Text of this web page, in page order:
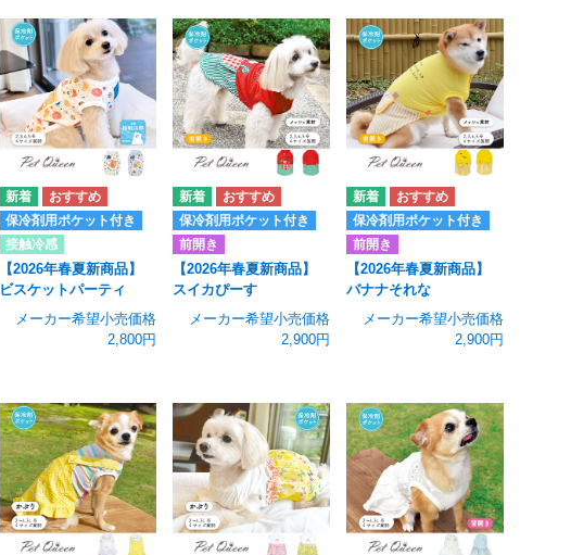
保冷剤用ポケット付き
接触冷感
【2026年春夏新商品】
ビスケットパーティ
メーカー希望小売価格
2,800円
保冷剤用ポケット付き
前開き
【2026年春夏新商品】
スイカぴーす
メーカー希望小売価格
2,900円
保冷剤用ポケット付き
前開き
【2026年春夏新商品】
バナナそれな
メーカー希望小売価格
2,900円